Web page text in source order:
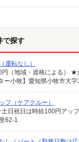
で探す
運転なし）
（ケアクルー）
日祝日は時給100円アッ
62-1